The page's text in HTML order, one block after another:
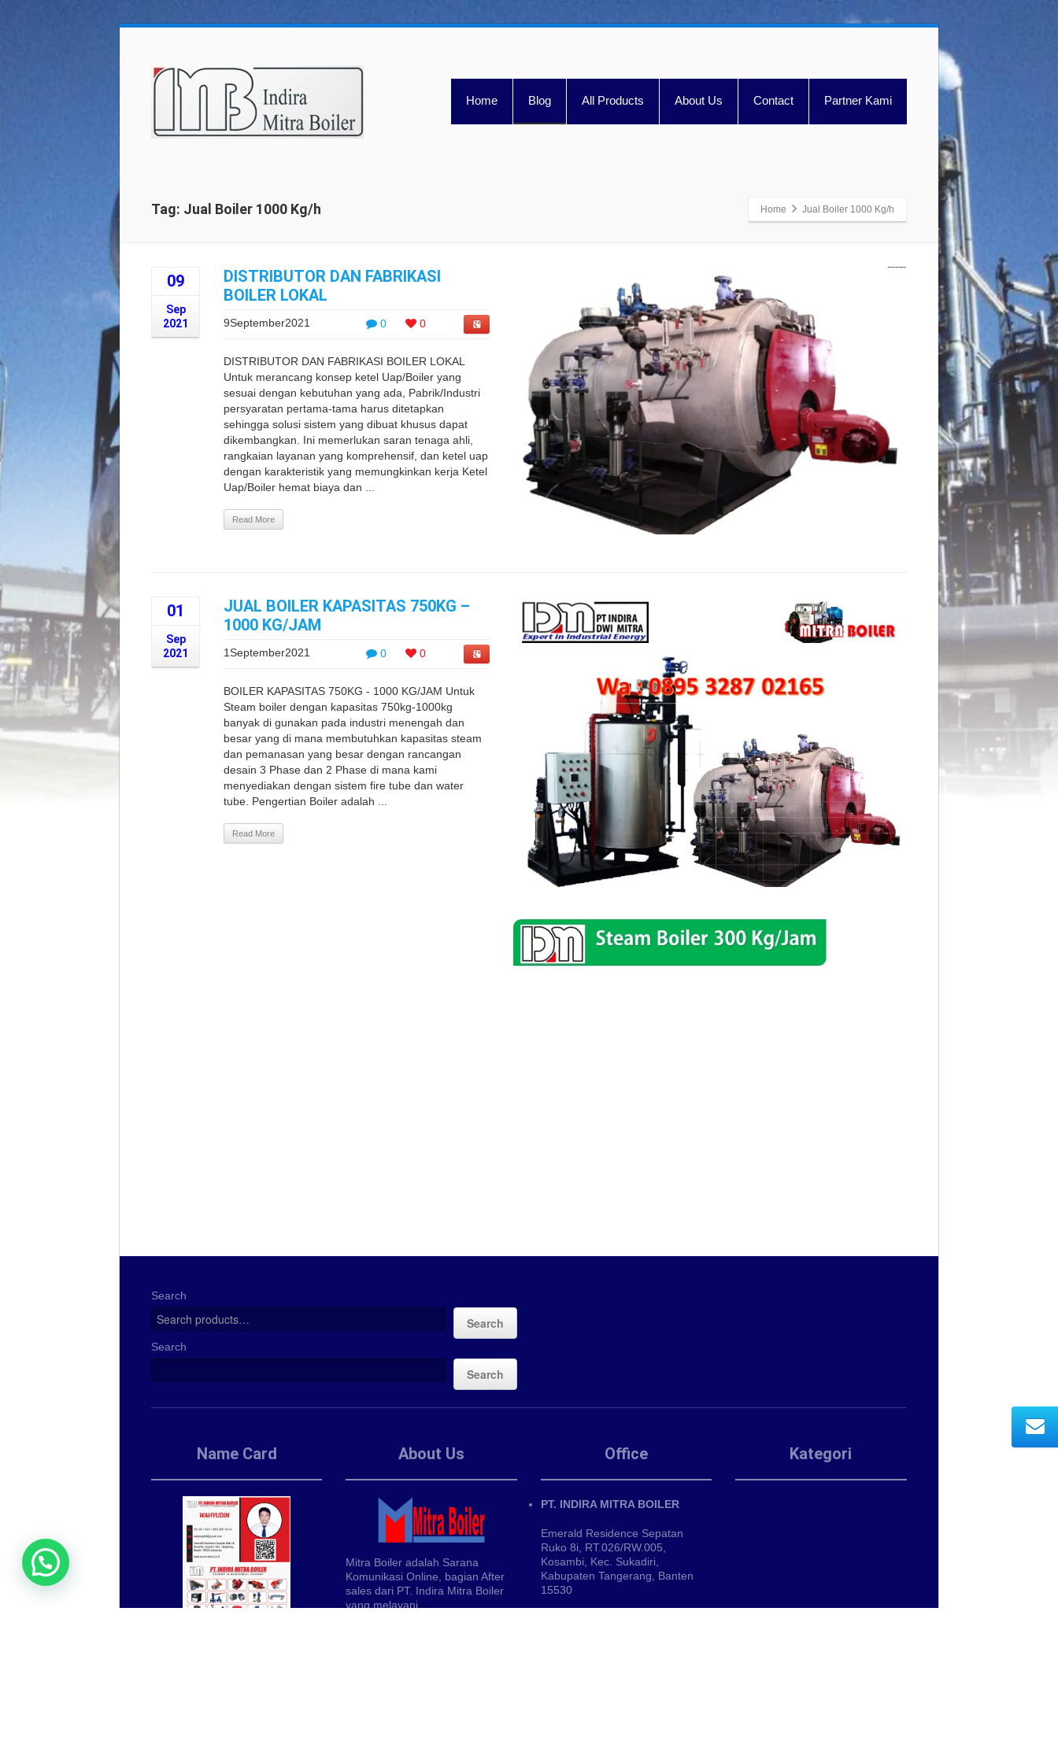
Home Blog All Products About Us Contact Partner Kami
Tag: Jual Boiler 1000 Kg/h Home Jual Boiler 1000 Kg/h
09
Sep
2021
DISTRIBUTOR DAN FABRIKASI
BOILER LOKAL
0 0
9September2021
DISTRIBUTOR DAN FABRIKASI BOILER LOKAL
Untuk merancang konsep ketel Uap/Boiler yang
sesuai dengan kebutuhan yang ada, Pabrik/Industri
persyaratan pertama-tama harus ditetapkan
sehingga solusi sistem yang dibuat khusus dapat
dikembangkan. Ini memerlukan saran tenaga ahli,
rangkaian layanan yang komprehensif, dan ketel uap
dengan karakteristik yang memungkinkan kerja Ketel
Uap/Boiler hemat biaya dan ...
Read More
01
Sep
2021
JUAL BOILER KAPASITAS 750KG –
1000 KG/JAM
0 0
1September2021
BOILER KAPASITAS 750KG - 1000 KG/JAM Untuk
Steam boiler dengan kapasitas 750kg-1000kg
banyak di gunakan pada industri menengah dan
besar yang di mana membutuhkan kapasitas steam
dan pemanasan yang besar dengan rancangan
desain 3 Phase dan 2 Phase di mana kami
menyediakan dengan sistem fire tube dan water
tube. Pengertian Boiler adalah ...
Read More
Search
Search
Search
Search
Name Card About Us
Mitra Boiler adalah Sarana
Komunikasi Online, bagian After
sales dari PT. Indira Mitra Boiler
yang melayani
Office
PT. INDIRA MITRA BOILER
Emerald Residence Sepatan
Ruko 8i, RT.026/RW.005,
Kosambi, Kec. Sukadiri,
Kabupaten Tangerang, Banten
15530
Kategori